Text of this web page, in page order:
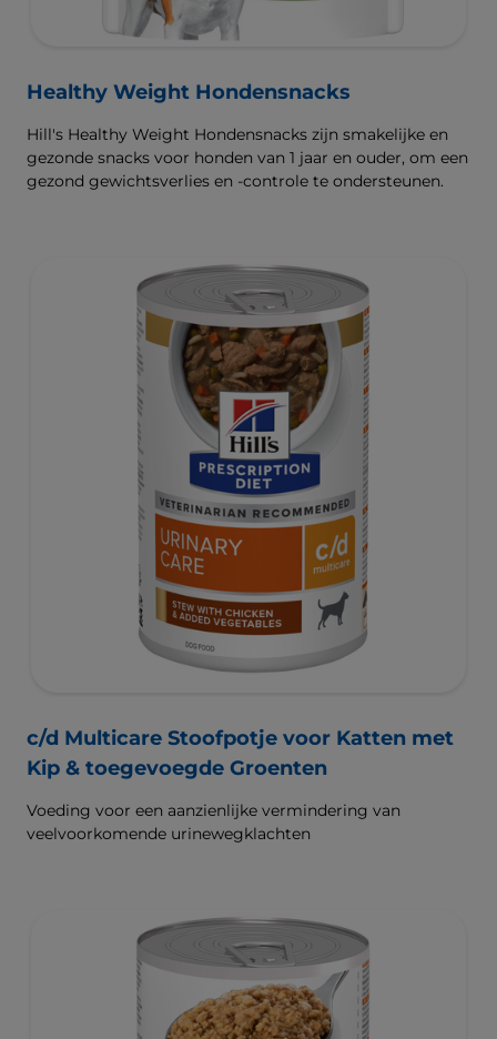
Healthy Weight Hondensnacks
Hill's Healthy Weight Hondensnacks zijn smakelijke en
gezonde snacks voor honden van 1 jaar en ouder, om een
gezond gewichtsverlies en -controle te ondersteunen.
c/d Multicare Stoofpotje voor Katten met
Kip & toegevoegde Groenten
Voeding voor een aanzienlijke vermindering van
veelvoorkomende urinewegklachten